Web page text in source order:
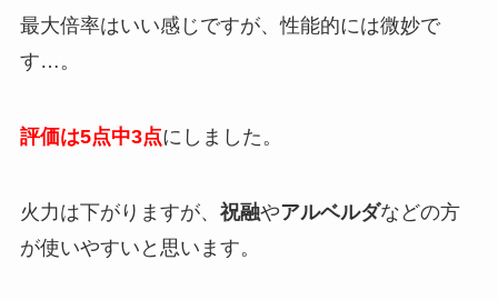
最大倍率はいい感じですが、性能的には微妙で
す…。
評価は5点中3点にしました。
火力は下がりますが、 祝融やアルベルダなどの方
が使いやすいと思います。